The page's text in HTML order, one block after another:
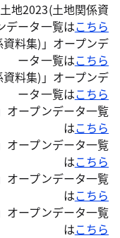
地関係資
データ一覧はこちら
集)」オープンデ
ータ一覧はこちら
集)」オープンデ
ータ一覧はこちら
オープンデータ一覧
はこちら
オープンデータ一覧
はこちら
オープンデータ一覧
はこちら
オープンデータ一覧
はこちら